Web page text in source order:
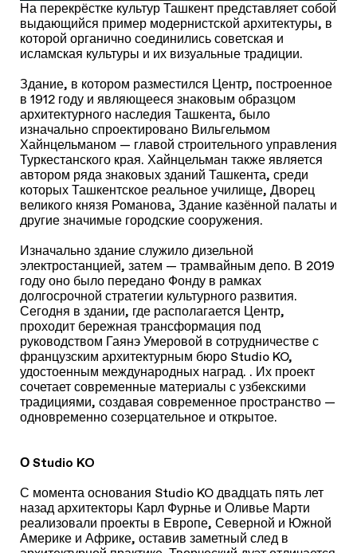
На перекрёстке культур Ташкент представляет собой
выдающийся пример модернистской архитектуры, в
которой органично соединились советская и
исламская культуры и их визуальные традиции.
Здание, в котором разместился Центр, построенное
в 1912 году и являющееся знаковым образцом
архитектурного наследия Ташкента, было
изначально спроектировано Вильгельмом
Хайнцельманом — главой строительного управления
Туркестанского края. Хайнцельман также является
автором ряда знаковых зданий Ташкента, среди
которых Ташкентское реальное училище, Дворец
великого князя Романова, Здание казённой палаты и
другие значимые городские сооружения.
Изначально здание служило дизельной
электростанцией, затем — трамвайным депо. В 2019
году оно было передано Фонду в рамках
долгосрочной стратегии культурного развития.
Сегодня в здании, где располагается Центр,
проходит бережная трансформация под
руководством Гаянэ Умеровой в сотрудничестве с
французским архитектурным бюро Studio KO,
удостоенным международных наград. . Их проект
сочетает современные материалы с узбекскими
традициями, создавая современное пространство —
одновременно созерцательное и открытое.
О Studio KO
С момента основания Studio KO двадцать пять лет
назад архитекторы Карл Фурнье и Оливье Марти
реализовали проекты в Европе, Северной и Южной
Америке и Африке, оставив заметный след в